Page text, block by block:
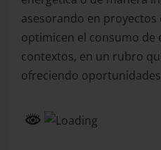
asesorando en
optimicen el consumo de
contextos, en un rubro
ofreciendo